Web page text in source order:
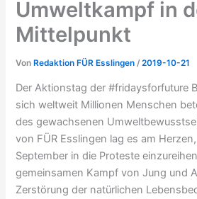
Umweltkampf in
Mittelpunkt
Von Redaktion FÜR Esslingen/2019-10-21
Der Aktionstag der #fridaysforfuture
sich weltweit Millionen Menschen
des gewachsenen
von FÜR Esslingen lag es am
September in die Proteste
gemeinsamen Kampf von Jung und
Zerstörung der natürlichen